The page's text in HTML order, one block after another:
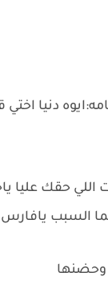
دنيا
اللي حقك
السبب